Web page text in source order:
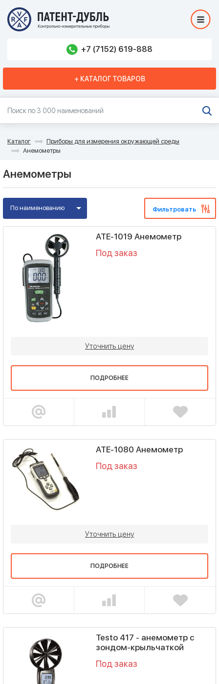
+7 (7152) 619-888
+ КАТАЛОГ ТОВАРОВ
Каталог
Приборы для измерения окружающей среды
Анемометры
Анемометры
По наименованию Фильтровать
АТЕ-1019 Анемометр
Под заказ
Уточнить цену
ПОДРОБНЕЕ
АТЕ-1080 Анемометр
Под заказ
Уточнить цену
ПОДРОБНЕЕ
Testo 417 - анемометр с
зондом-крыльчаткой
Под заказ